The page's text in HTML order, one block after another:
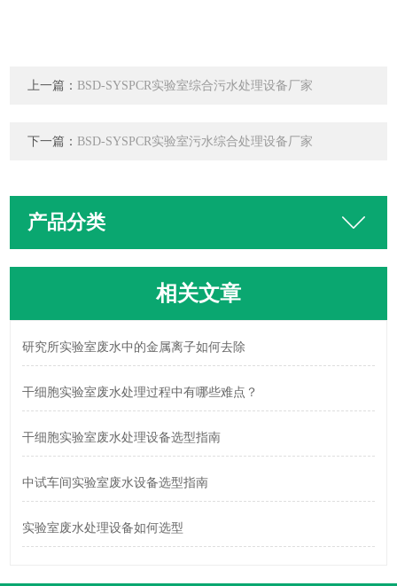
上一篇： BSD-SYSPCR实验室综合污水处理设备厂家
下一篇： BSD-SYSPCR实验室污水综合处理设备厂家
产品分类
相关文章
研究所实验室废水中的金属离子如何去除
干细胞实验室废水处理过程中有哪些难点？
干细胞实验室废水处理设备选型指南
中试车间实验室废水设备选型指南
实验室废水处理设备如何选型